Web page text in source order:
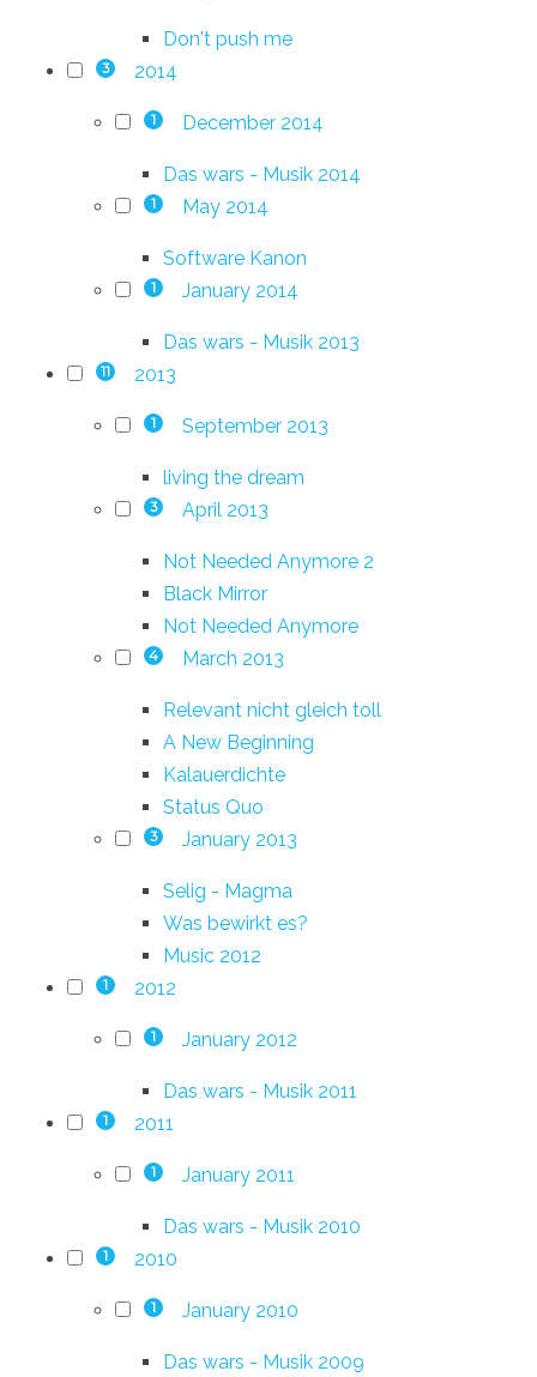
Don't push me
3 2014
1 December 2014
Das wars - Musik 2014
1 May 2014
Software Kanon
1 January 2014
Das wars - Musik 2013
11 2013
1 September 2013
living the dream
3 April 2013
Not Needed Anymore 2
Black Mirror
Not Needed Anymore
4 March 2013
Relevant nicht gleich toll
A New Beginning
Kalauerdichte
Status Quo
3 January 2013
Selig - Magma
Was bewirkt es?
Music 2012
1 2012
1 January 2012
Das wars - Musik 2011
1 2011
1 January 2011
Das wars - Musik 2010
1 2010
1 January 2010
Das wars - Musik 2009